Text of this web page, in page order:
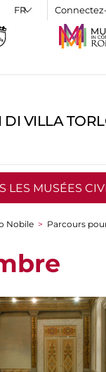
DI VILLA
LES MUSÉES
Nobile > Parcours